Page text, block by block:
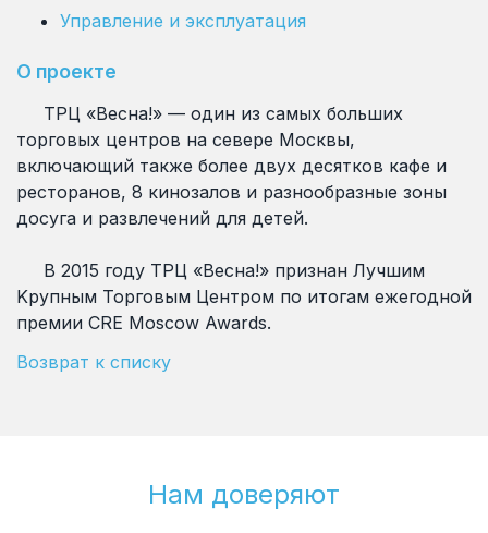
Управление и эксплуатация
О проекте
ТРЦ «Весна!» — один из самых больших
торговых центров на севере Москвы,
включающий также более двух десятков кафе и
ресторанов, 8 кинозалов и разнообразные зоны
досуга и развлечений для детей.
В 2015 году ТРЦ «Весна!» признан Лучшим
Kрупным Торговым Центром по итогам ежегодной
премии CRE Moscow Awards.
Возврат к списку
Нам доверяют